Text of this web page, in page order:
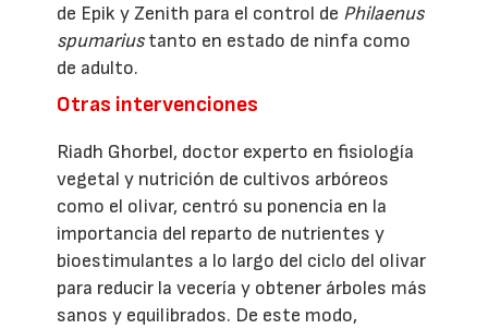
de Epik y Zenith para el control de Philaenus
spumariustanto en estado de ninfa como
de adulto.
Otras intervenciones
Riadh Ghorbel, doctor experto en fisiología
vegetal y nutrición de cultivos arbóreos
como el olivar, centró su ponencia en la
importancia del reparto de nutrientes y
bioestimulantes a lo largo del ciclo del olivar
para reducir la vecería y obtener árboles más
sanos y equilibrados. De este modo,